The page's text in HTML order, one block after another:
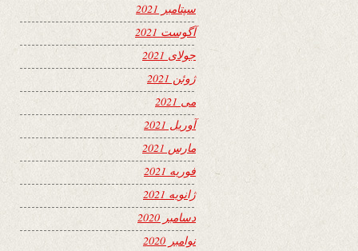
سپتامبر 2021
آگوست 2021
جولای 2021
ژوئن 2021
می 2021
آوریل 2021
مارس 2021
فوریه 2021
ژانویه 2021
دسامبر 2020
نوامبر 2020